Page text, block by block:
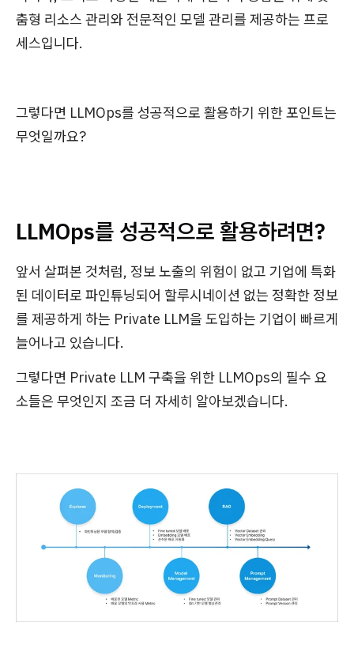
춤형 리소스 관리와 전문적인 모델 관리를 제공하는 프로
세스입니다.
그렇다면 LLMOps를 성공적으로 활용하기 위한 포인트는
무엇일까요?
LLMOps를 성공적으로 활용하려면?
앞서 살펴본 것처럼, 정보 노출의 위험이 없고 기업에 특화
된 데이터로 파인튜닝되어 할루시네이션 없는 정확한 정보
를 제공하게 하는 Private LLM을 도입하는 기업이 빠르게
늘어나고 있습니다.
그렇다면 Private LLM 구축을 위한 LLMOps의 필수 요
소들은 무엇인지 조금 더 자세히 알아보겠습니다.